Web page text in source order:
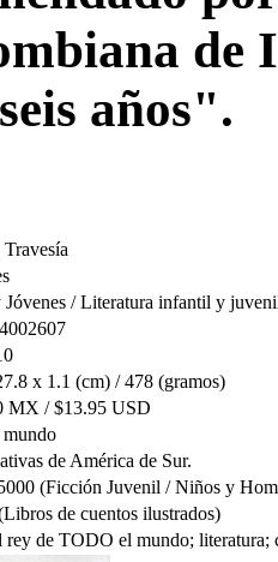
de
años".
Jóvenes / Literatura infantil y
x 1.1 (cm) / 478 (gramos)
MX / $13.95 USD
de América de Sur.
(Ficción Juvenil / Niños y
de cuentos ilustrados)
rey de TODO el mundo; literatura;